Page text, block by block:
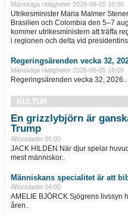
Mänskliga rättigheter 2026-08-05 16:36
Utrikesminister Maria Malmer
Brasilien och Colombia den 5–7
kommer utrikesministern att träffa
i regionen och delta vid
Regeringsärenden vecka 32,
Mänskliga rättigheter 2026-08-05 16:05
Regeringsärenden vecka 32, 2026..
KULTUR
En grizzlybjörn är
Trump
Aftonbladet 05:00
JACK HILDÉN När djur spelar
mest människor..
Människans specialitet är att
Aftonbladet 04:00
AMELIE BJÖRCK Sjögrens livssyn
åren..